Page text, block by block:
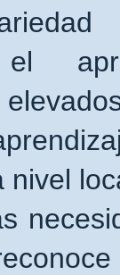
el
nivel